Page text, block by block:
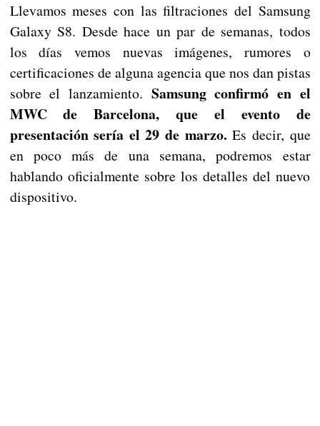
Llevamos meses con las filtraciones del Samsung
Galaxy S8. Desde hace un par de semanas, todos
los días vemos nuevas imágenes, rumores o
certificaciones de alguna agencia que nos dan pistas
sobre el lanzamiento. Samsung confirmó en el
MWC de Barcelona, que el evento de
presentación sería el 29 de marzo. Es decir, que
en poco más de una semana, podremos estar
hablando oficialmente sobre los detalles del nuevo
dispositivo.